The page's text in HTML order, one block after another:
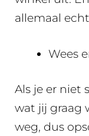
allemaal
Wees
Als je er niet
wat jij graag
weg, dus